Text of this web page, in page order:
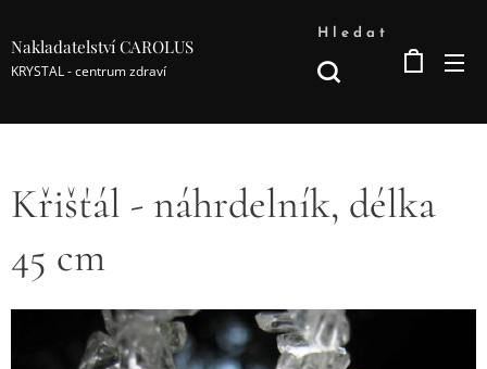
Nakladatelství CAROLUS
KRYSTAL - centrum zdraví
Hledat
Křišťál - náhrdelník, délka
45 cm